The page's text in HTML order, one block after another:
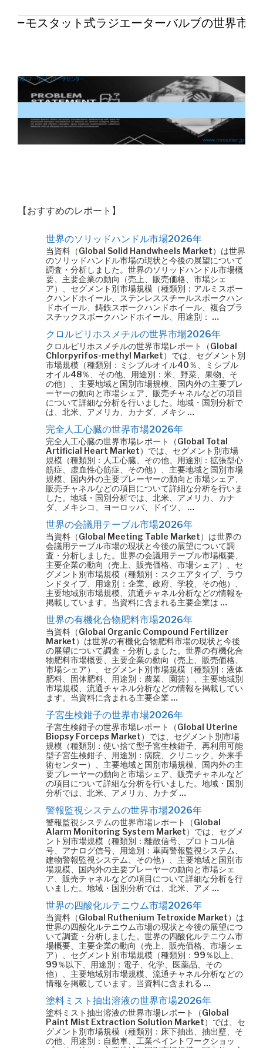
ーモスタット式ラジエーターバルブの世界市
【おすすめのレポート】
世界のソリッドハンドル市場2026年
当資料（Global Solid Handwheels Market）は世界
のソリッドハンドル市場の現状と今後の展望について
調査・分析しました。世界のソリッドハンドル市場概
要、主要企業の動向（売上、販売価格、市場シェ
ア）、セグメント別市場規模（種類別：アルミスポー
クハンドホイール、ステンレススチールスポークハン
ドホイール、鋳鉄スポークハンドホイール、複合プラ
スチックスポークハンドホイール、用途別： …
クロルピリホスメチルの世界市場2026年
クロルピリホスメチルの世界市場レポート（Global
Chlorpyrifos-methyl Market）では、セグメント別
市場規模（種類別：ミシブルオイル40％、ミシブル
オイル48％、その他、用途別：米、野菜、果物、そ
の他）、主要地域と国別市場規模、国内外の主要プレ
ーヤーの動向と市場シェア、販売チャネルなどの項目
について詳細な分析を行いました。地域・国別分析で
は、北米、アメリカ、カナダ、メキシ …
完全人工心臓の世界市場2026年
完全人工心臓の世界市場レポート（Global Total
Artificial Heart Market）では、セグメント別市場
規模（種類別：人工心臓、その他、用途別：拡張型心
筋症、虚血性心筋症、その他）、主要地域と国別市場
規模、国内外の主要プレーヤーの動向と市場シェア、
販売チャネルなどの項目について詳細な分析を行いま
した。地域・国別分析では、北米、アメリカ、カナ
ダ、メキシコ、ヨーロッパ、ドイツ、 …
世界の会議用テーブル市場2026年
当資料（Global Meeting Table Market）は世界の
会議用テーブル市場の現状と今後の展望について調
査・分析しました。世界の会議用テーブル市場概要、
主要企業の動向（売上、販売価格、市場シェア）、セ
グメント別市場規模（種類別：スクエアタイプ、ラウ
ンドタイプ、用途別：企業、政府、学校、その他）、
主要地域別市場規模、流通チャネル分析などの情報を
掲載しています。当資料に含まれる主要企業は …
世界の有機化合物肥料市場2026年
当資料（Global Organic Compound Fertilizer
Market）は世界の有機化合物肥料市場の現状と今後
の展望について調査・分析しました。世界の有機化合
物肥料市場概要、主要企業の動向（売上、販売価格、
市場シェア）、セグメント別市場規模（種類別：液体
肥料、固体肥料、用途別：農業、園芸）、主要地域別
市場規模、流通チャネル分析などの情報を掲載してい
ます。当資料に含まれる主要企業 …
子宮生検鉗子の世界市場2026年
子宮生検鉗子の世界市場レポート（Global Uterine
Biopsy Forceps Market）では、セグメント別市場
規模（種類別：使い捨て型子宮生検鉗子、再利用可能
型子宮生検鉗子、用途別：病院、クリニック、外来手
術センター）、主要地域と国別市場規模、国内外の主
要プレーヤーの動向と市場シェア、販売チャネルなど
の項目について詳細な分析を行いました。地域・国別
分析では、北米、アメリカ、カナダ …
警報監視システムの世界市場2026年
警報監視システムの世界市場レポート（Global
Alarm Monitoring System Market）では、セグメ
ント別市場規模（種類別：離散信号、プロトコル信
号、アナログ信号、用途別：車両警報監視システム、
建物警報監視システム、その他）、主要地域と国別市
場規模、国内外の主要プレーヤーの動向と市場シェ
ア、販売チャネルなどの項目について詳細な分析を行
いました。地域・国別分析では、北米、アメ …
世界の四酸化ルテニウム市場2026年
当資料（Global Ruthenium Tetroxide Market）は
世界の四酸化ルテニウム市場の現状と今後の展望につ
いて調査・分析しました。世界の四酸化ルテニウム市
場概要、主要企業の動向（売上、販売価格、市場シェ
ア）、セグメント別市場規模（種類別：99％以上、
99％以下、用途別：電子、化学、医薬品、その
他）、主要地域別市場規模、流通チャネル分析などの
情報を掲載しています。当資料に含まれる …
塗料ミスト抽出溶液の世界市場2026年
塗料ミスト抽出溶液の世界市場レポート（Global
Paint Mist Extraction Solution Market）では、セ
グメント別市場規模（種類別：床下抽出、抽出壁、そ
の他、用途別：自動車、工業ペイントワークショッ